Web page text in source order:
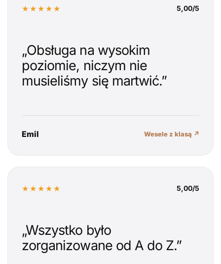
★★★★★ 5,00/5
„Obsługa na wysokim
poziomie, niczym nie
musieliśmy się martwić.”
Emil Wesele z klasą ↗
★★★★★ 5,00/5
„Wszystko było
zorganizowane od A do Z.”